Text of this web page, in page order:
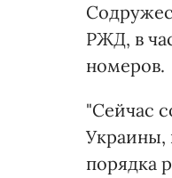
РЖД, в
номеров.
"Сейчас
Украины,
порядка